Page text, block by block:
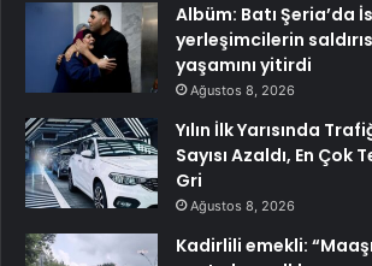
Albüm: Batı Şeria’da
yerleşimcilerin
yaşamını yitirdi
Ağustos 8, 2026
Yılın İlk Yarısında
Sayısı Azaldı, En Çok
Gri
Ağustos 8, 2026
Kadirlili emekli: